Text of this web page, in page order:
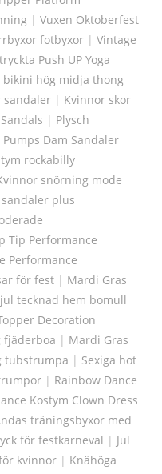
| Vuxen Oktoberfest
fotbyxor | Vintage
Push UP Yoga
bikini hög midja thong
sandaler | Kvinnor skor
| Plysch
Pumps Dam Sandaler
rockabilly
snörning mode
plus
Tip Performance
Performance
för fest | Mardi Gras
tecknad hem bomull
Decoration
fjäderboa | Mardi Gras
tubstrumpa | Sexiga hot
| Rainbow Dance
Kostym Clown Dress
träningsbyxor med
för festkarneval | Jul
kvinnor | Knähöga